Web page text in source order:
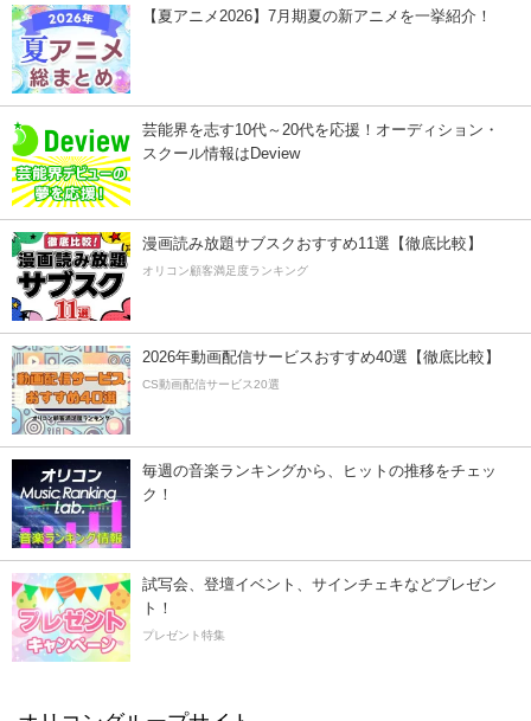
【夏アニメ2026】7月期夏の新アニメを一挙紹介！
芸能界を志す10代～20代を応援！オーディション・
スクール情報はDeview
漫画読み放題サブスクおすすめ11選【徹底比較】
オリコン顧客満足度ランキング
2026年動画配信サービスおすすめ40選【徹底比較】
CS動画配信サービス20選
毎週の音楽ランキングから、ヒットの推移をチェッ
ク！
試写会、登壇イベント、サインチェキなどプレゼン
ト！
プレゼント特集